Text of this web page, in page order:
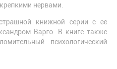
нервами.
книжной серии с ее
Варго. В книге также
психологический